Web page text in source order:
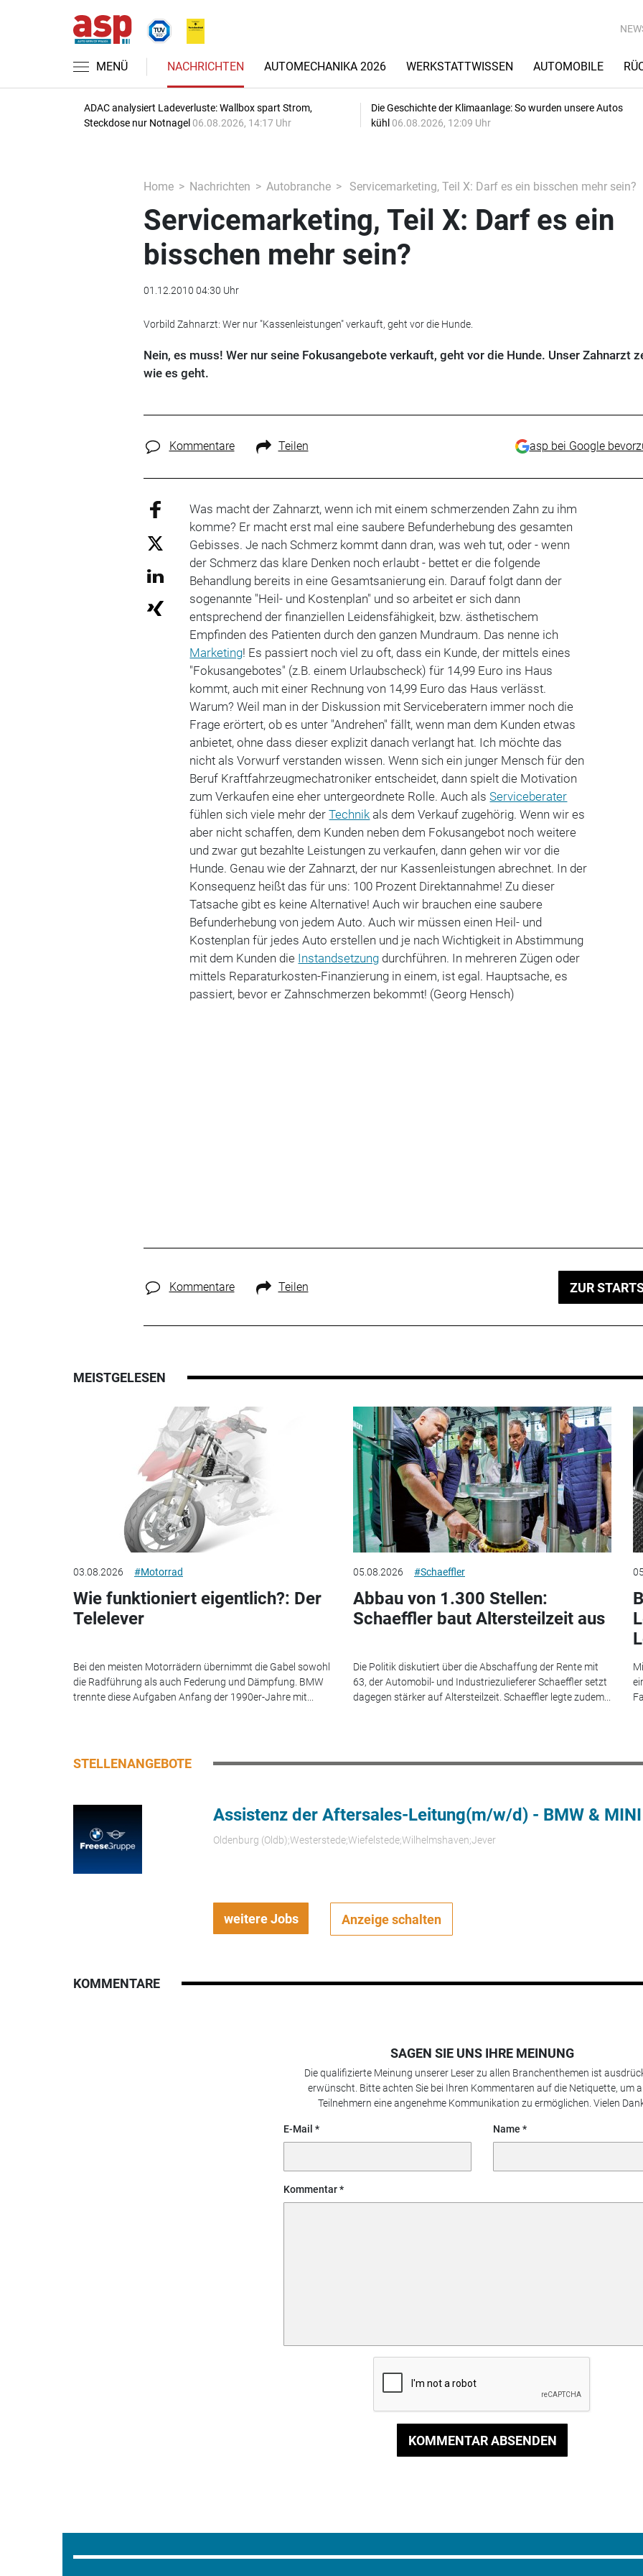
MENÜ NACHRICHTEN AUTOMECHANIKA 2026 WERKSTATTWISSEN AUTOMOBILE
ADAC analysiert Ladeverluste: Wallbox spart Strom,
Steckdose nur Notnagel 06.08.2026, 14:17 Uhr
Die Geschichte der Klimaanlage: So wurden unsere Autos
kühl 06.08.2026, 12:09 Uhr
Home Nachrichten Autobranche Servicemarketing, Teil X: Darf es ein bisschen mehr sein?
Servicemarketing, Teil X: Darf es ein
bisschen mehr sein?
01.12.2010 04:30 Uhr
Vorbild Zahnarzt: Wer nur "Kassenleistungen" verkauft, geht vor die Hunde.
Nein, es muss! Wer nur seine Fokusangebote verkauft, geht vor die Hunde. Unser Zahnarzt
wie es geht.
Kommentare Teilen asp bei Google
Was macht der Zahnarzt, wenn ich mit einem schmerzenden Zahn zu ihm
komme? Er macht erst mal eine saubere Befunderhebung des gesamten
Gebisses. Je nach Schmerz kommt dann dran, was weh tut, oder - wenn
der Schmerz das klare Denken noch erlaubt - bettet er die folgende
Behandlung bereits in eine Gesamtsanierung ein. Darauf folgt dann der
sogenannte "Heil- und Kostenplan" und so arbeitet er sich dann
entsprechend der finanziellen Leidensfähigkeit, bzw. ästhetischem
Empfinden des Patienten durch den ganzen Mundraum. Das nenne ich
Marketing! Es passiert noch viel zu oft, dass ein Kunde, der mittels eines
"Fokusangebotes" (z.B. einem Urlaubscheck) für 14,99 Euro ins Haus
kommt, auch mit einer Rechnung von 14,99 Euro das Haus verlässt.
Warum? Weil man in der Diskussion mit Serviceberatern immer noch die
Frage erörtert, ob es unter "Andrehen" fällt, wenn man dem Kunden etwas
anbietet, ohne dass dieser explizit danach verlangt hat. Ich möchte das
nicht als Vorwurf verstanden wissen. Wenn sich ein junger Mensch für den
Beruf Kraftfahrzeugmechatroniker entscheidet, dann spielt die Motivation
zum Verkaufen eine eher untergeordnete Rolle. Auch alsServiceberater
fühlen sich viele mehr derTechnik als dem Verkauf zugehörig. Wenn wir es
aber nicht schaffen, dem Kunden neben dem Fokusangebot noch weitere
und zwar gut bezahlte Leistungen zu verkaufen, dann gehen wir vor die
Hunde. Genau wie der Zahnarzt, der nur Kassenleistungen abrechnet. In der
Konsequenz heißt das für uns: 100 Prozent Direktannahme! Zu dieser
Tatsache gibt es keine Alternative! Auch wir brauchen eine saubere
Befunderhebung von jedem Auto. Auch wir müssen einen Heil- und
Kostenplan für jedes Auto erstellen und je nach Wichtigkeit in Abstimmung
mit dem Kunden die Instandsetzung durchführen. In mehreren Zügen oder
mittels Reparaturkosten-Finanzierung in einem, ist egal. Hauptsache, es
passiert, bevor er Zahnschmerzen bekommt! (Georg Hensch)
Kommentare Teilen ZUR
MEISTGELESEN
03.08.2026 #Motorrad
Wie funktioniert eigentlich?: Der
Telelever
Bei den meisten Motorrädern übernimmt die Gabel sowohl
die Radführung als auch Federung und Dämpfung. BMW
trennte diese Aufgaben Anfang der 1990er-Jahre mit...
05.08.2026 #Schaeffler
Abbau von 1.300 Stellen:
Schaeffler baut Altersteilzeit aus
Die Politik diskutiert über die Abschaffung der Rente mit
63, der Automobil- und Industriezulieferer Schaeffler setzt
dagegen stärker auf Altersteilzeit. Schaeffler legte zudem...
STELLENANGEBOTE
Assistenz der Aftersales-Leitung(m/w/d) - BMW & MINI
Oldenburg (Oldb);Westerstede;Wiefelstede;Wilhelmshaven;Jever
weitere Jobs Anzeige schalten
KOMMENTARE
SAGEN SIE UNS IHRE MEINUNG
Die qualifizierte Meinung unserer Leser zu allen Branchenthemen ist
erwünscht. Bitte achten Sie bei Ihren Kommentaren auf die Netiquette, um
Teilnehmern eine angenehme Kommunikation zu ermöglichen. Vielen
E-Mail Name
Kommentar
KOMMENTAR ABSENDEN